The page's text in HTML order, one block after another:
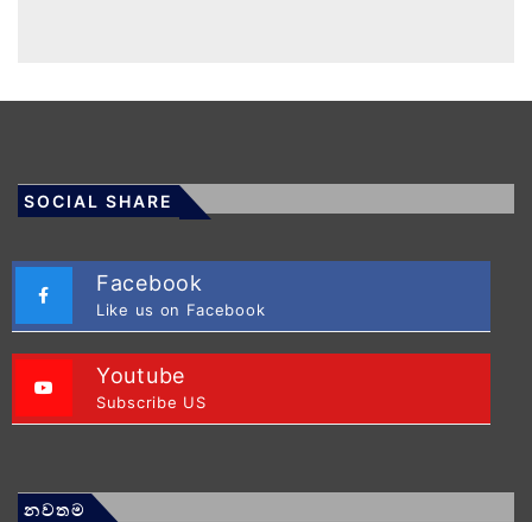
SOCIAL SHARE
Facebook
Like us on Facebook
Youtube
Subscribe US
නවතම